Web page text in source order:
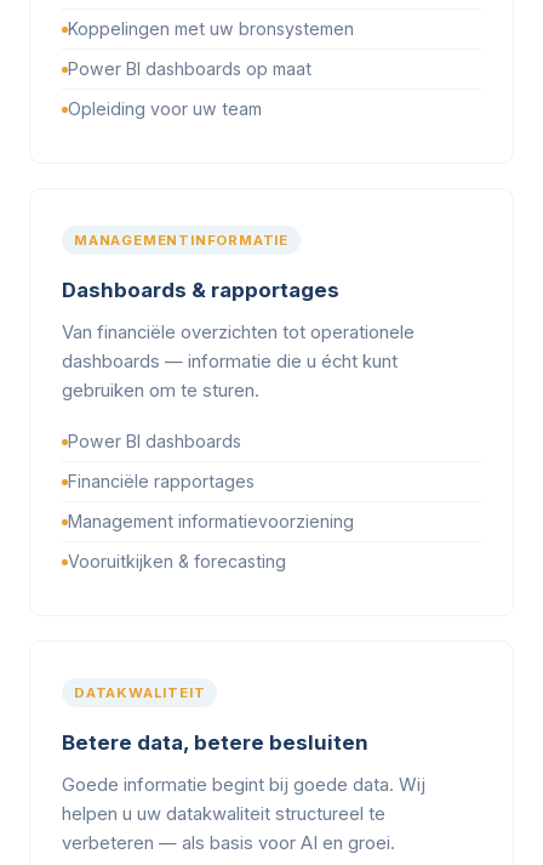
Koppelingen met uw bronsystemen
Power BI dashboards op maat
Opleiding voor uw team
MANAGEMENTINFORMATIE
Dashboards & rapportages
Van financiële overzichten tot operationele
dashboards — informatie die u écht kunt
gebruiken om te sturen.
Power BI dashboards
Financiële rapportages
Management informatievoorziening
Vooruitkijken & forecasting
DATAKWALITEIT
Betere data, betere besluiten
Goede informatie begint bij goede data. Wij
helpen u uw datakwaliteit structureel te
verbeteren — als basis voor AI en groei.